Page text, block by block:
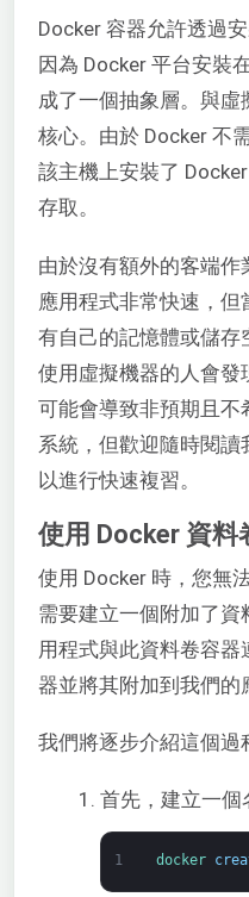
Docker 容器允許透過
因為 Docker 平台安裝
成了一個抽象層。與虛
核心。由於 Docker 不
該主機上安裝了
存取。
由於沒有額外的客端
應用程式非常快速，
有自己的記憶體或儲
使用虛擬機器的人會
可能會導致非預期且不
系統，但歡迎隨時閱讀
以進行快速複習。
使用 Docker 資料
使用 Docker 時，您無
需要建立一個附加了資
用程式與此資料卷容器
器並將其附加到我們的
我們將逐步介紹這個過
首先，建立一個
1 docker